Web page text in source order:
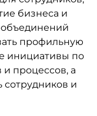
бизнеса и
профильную
инициативы по
процессов, а
сотрудников и